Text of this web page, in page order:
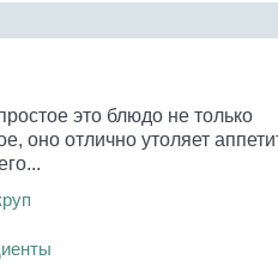
это блюдо не только
оно отлично утоляет